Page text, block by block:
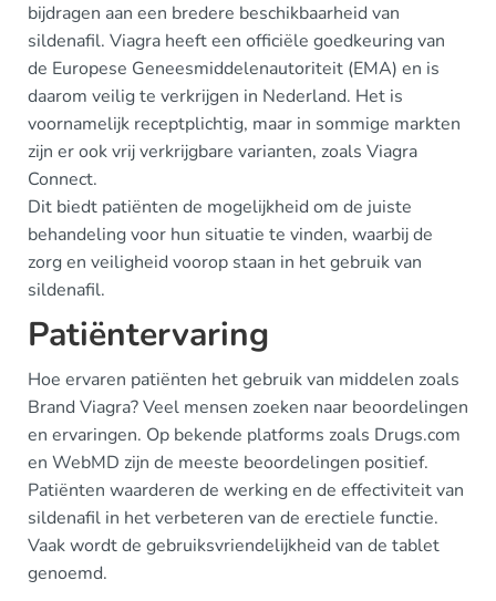
bijdragen aan een bredere beschikbaarheid van
sildenafil. Viagra heeft een officiële goedkeuring van
de Europese Geneesmiddelenautoriteit (EMA) en is
daarom veilig te verkrijgen in Nederland. Het is
voornamelijk receptplichtig, maar in sommige markten
zijn er ook vrij verkrijgbare varianten, zoals Viagra
Connect.
Dit biedt patiënten de mogelijkheid om de juiste
behandeling voor hun situatie te vinden, waarbij de
zorg en veiligheid voorop staan in het gebruik van
sildenafil.
Patiëntervaring
Hoe ervaren patiënten het gebruik van middelen zoals
Brand Viagra? Veel mensen zoeken naar beoordelingen
en ervaringen. Op bekende platforms zoals Drugs.com
en WebMD zijn de meeste beoordelingen positief.
Patiënten waarderen de werking en de effectiviteit van
sildenafil in het verbeteren van de erectiele functie.
Vaak wordt de gebruiksvriendelijkheid van de tablet
genoemd.